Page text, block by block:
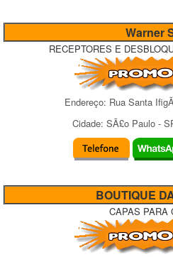
Warner
RECEPTORES E
Endereço: Rua Santa
Cidade: SÃ£o Paulo-
BOUTIQUE
CAPAS PARA